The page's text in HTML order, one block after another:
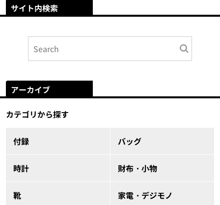
サイト内検索
アーカイブ
カテゴリから探す
付録 バッグ
時計 財布・小物
靴 家電・デジモノ